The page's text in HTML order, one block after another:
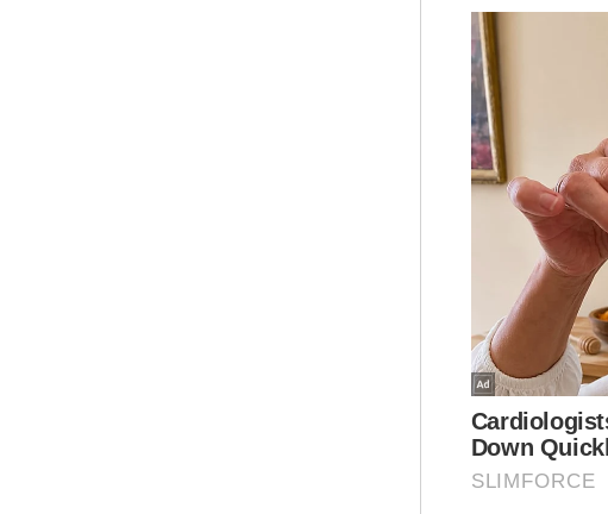
Beliau
serangan
Soviet
Navalny
suatu
hak
dianggap
Kematian
MUNICH -